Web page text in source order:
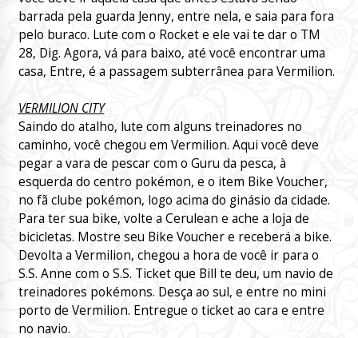
barrada pela guarda Jenny, entre nela, e saia para fora
pelo buraco. Lute com o Rocket e ele vai te dar o TM
28, Dig. Agora, vá para baixo, até você encontrar uma
casa, Entre, é a passagem subterrânea para Vermilion.
VERMILION CITY
Saindo do atalho, lute com alguns treinadores no
caminho, você chegou em Vermilion. Aqui você deve
pegar a vara de pescar com o Guru da pesca, à
esquerda do centro pokémon, e o item Bike Voucher,
no fã clube pokémon, logo acima do ginásio da cidade.
Para ter sua bike, volte a Cerulean e ache a loja de
bicicletas. Mostre seu Bike Voucher e receberá a bike.
Devolta a Vermilion, chegou a hora de você ir para o
S.S. Anne com o S.S. Ticket que Bill te deu, um navio de
treinadores pokémons. Desça ao sul, e entre no mini
porto de Vermilion. Entregue o ticket ao cara e entre
no navio.